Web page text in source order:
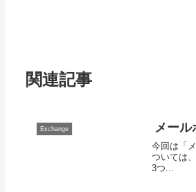
関連記事
Exchange メール
今回は「
ついては
3つ...